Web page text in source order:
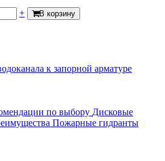
+ В корзину
к запорной арматуре
по выбору Дисковые
Пожарные гидранты